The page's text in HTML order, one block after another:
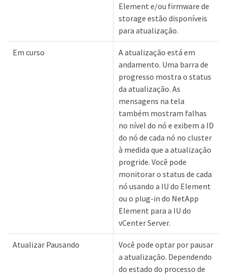
Element e/ou firmware de
storage estão disponíveis
para atualização.
Em curso
A atualização está em
andamento. Uma barra de
progresso mostra o status
da atualização. As
mensagens na tela
também mostram falhas
no nível do nó e exibem a ID
do nó de cada nó no cluster
à medida que a atualização
progride. Você pode
monitorar o status de cada
nó usando a IU do Element
ou o plug-in do NetApp
Element para a IU do
vCenter Server.
Atualizar Pausando
Você pode optar por pausar
a atualização. Dependendo
do estado do processo de